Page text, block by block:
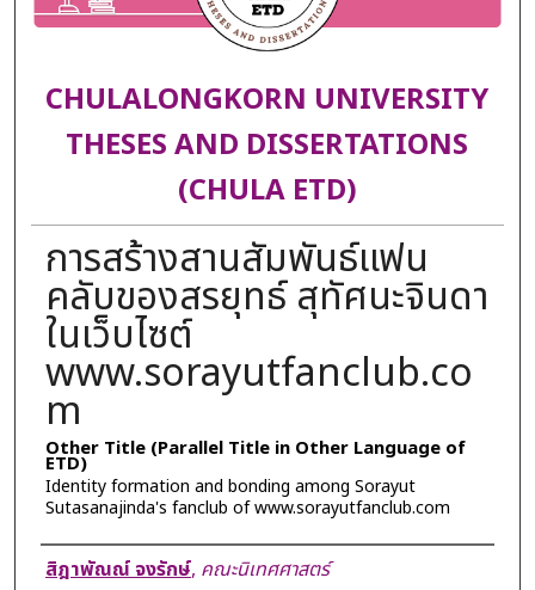
CHULALONGKORN UNIVERSITY
THESES AND DISSERTATIONS
(CHULA ETD)
การสร้างสานสัมพันธ์แฟน
คลับของสรยุทธ์ สุทัศนะจินดา
ในเว็บไซต์
www.sorayutfanclub.co
m
Other Title (Parallel Title in Other Language of
ETD)
Identity formation and bonding among Sorayut
Sutasanajinda's fanclub of www.sorayutfanclub.com
Author
สิฎาพัณณ์ จงรักษ์, คณะนิเทศศาสตร์